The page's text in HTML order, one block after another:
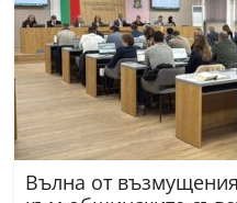
Вълна от